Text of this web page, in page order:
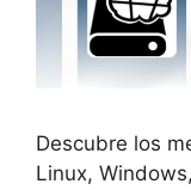
Descubre los
Linux,